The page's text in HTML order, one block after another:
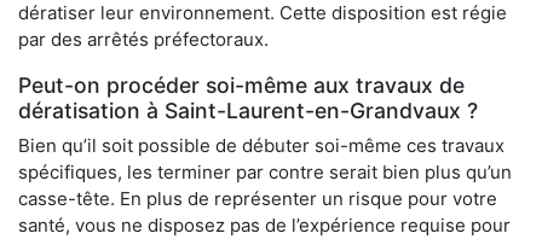
dératiser leur environnement. Cette disposition est régie
par des arrêtés préfectoraux.
Peut-on procéder soi-même aux travaux de
dératisation à Saint-Laurent-en-Grandvaux ?
Bien qu’il soit possible de débuter soi-même ces travaux
spécifiques, les terminer par contre serait bien plus qu’un
casse-tête. En plus de représenter un risque pour votre
santé, vous ne disposez pas de l’expérience requise pour